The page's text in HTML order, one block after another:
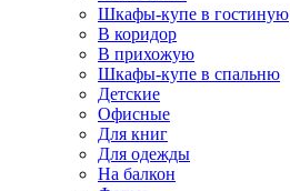
Шкафы-купе в гостиную
В коридор
В прихожую
Шкафы-купе в спальню
Детские
Офисные
Для книг
Для одежды
На балкон